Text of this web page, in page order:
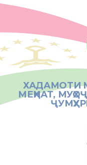
ХАДАМОТИ
МЕҲНАТ,